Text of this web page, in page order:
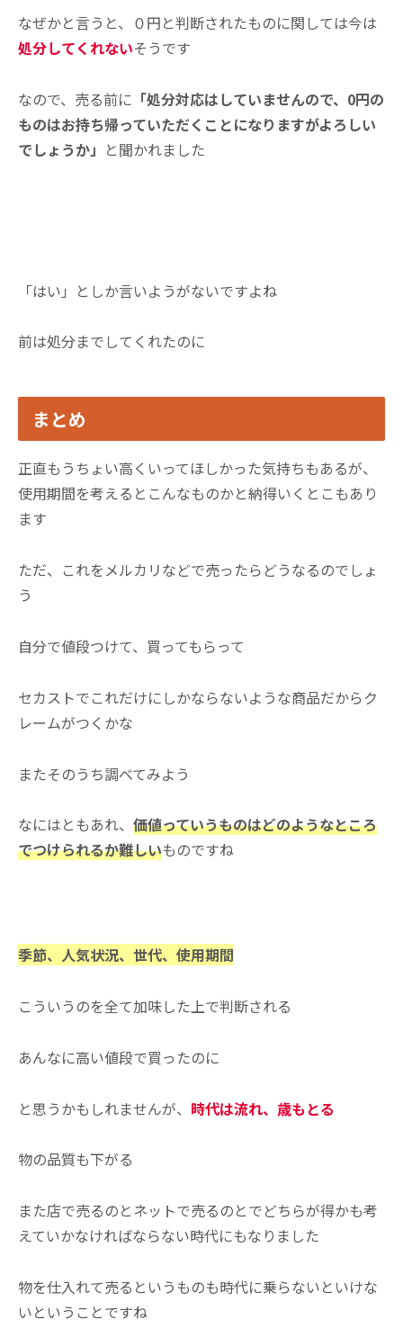
なぜかと言うと、０円と判断されたものに関しては今は
処分してくれないそうです
なので、売る前に 「処分対応はしていませんので、0円の
ものはお持ち帰っていただくことになりますがよろしい
でしょうか」 と聞かれました
「はい」としか言いようがないですよね
前は処分までしてくれたのに
まとめ
正直もうちょい高くいってほしかった気持ちもあるが、
使用期間を考えるとこんなものかと納得いくとこもあり
ます
ただ、これをメルカリなどで売ったらどうなるのでしょ
う
自分で値段つけて、買ってもらって
セカストでこれだけにしかならないような商品だからク
レームがつくかな
またそのうち調べてみよう
なにはともあれ、 価値っていうものはどのようなところ
でつけられるか難しいものですね
季節、人気状況、世代、使用期間
こういうのを全て加味した上で判断される
あんなに高い値段で買ったのに
と思うかもしれませんが、 時代は流れ、歳もとる
物の品質も下がる
また店で売るのとネットで売るのとでどちらが得かも考
えていかなければならない時代にもなりました
物を仕入れて売るというものも時代に乗らないといけな
いということですね